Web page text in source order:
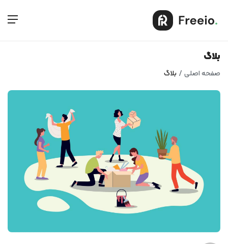
بلاگ
صفحه اصلی بلاگ